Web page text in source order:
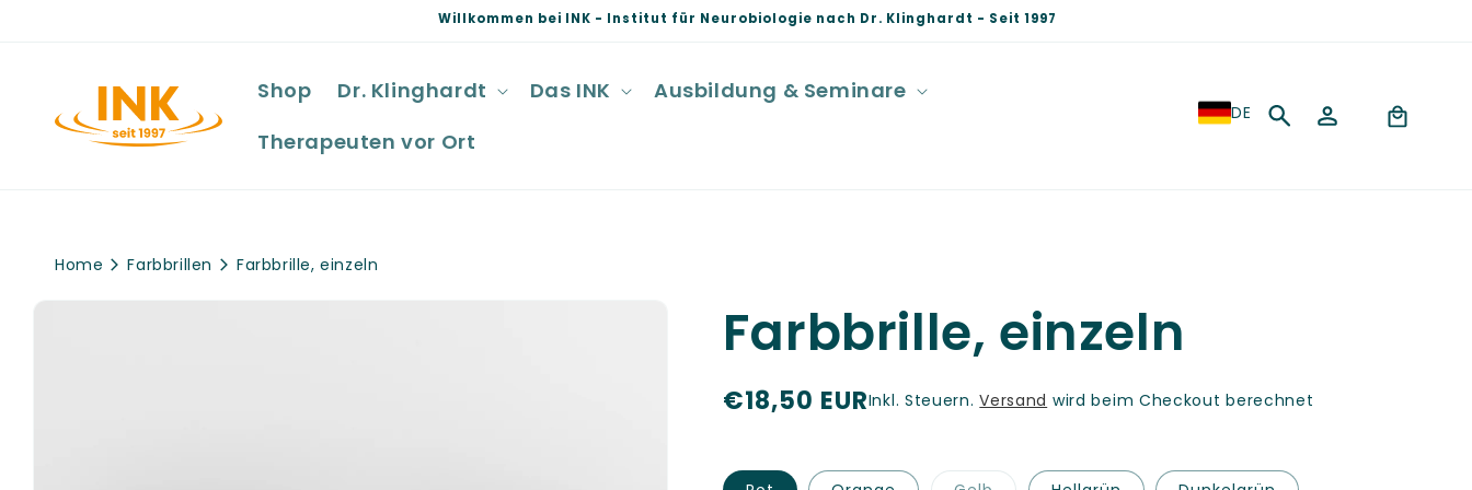
Willkommen bei INK - Institut für Neurobiologie nach Dr. Klinghardt - Seit 1997
Shop Dr. Klinghardt Das INK
Ausbildung & Seminare
Therapeuten vor Ort
S
e
DE EinloggenWarenkorb
Home Farbbrillen Farbbrille, einzeln
Farbbrille, einzeln
N
r
€18,50 EURInkl. Steuern.Versand wird beim Checkout berechnet